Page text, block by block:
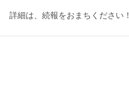
詳細は、続報をおまちください！